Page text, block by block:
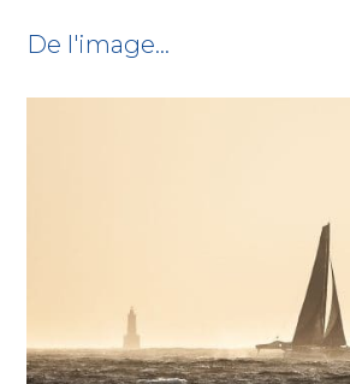
De l'image…